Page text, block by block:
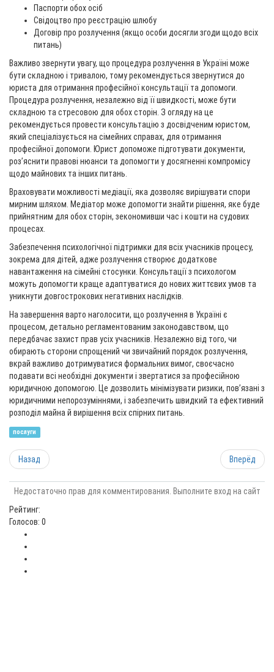
Паспорти обох осіб
Свідоцтво про реєстрацію шлюбу
Договір про розлучення (якщо особи досягли згоди щодо всіх
питань)
Важливо звернути увагу, що процедура розлучення в Україні може
бути складною і тривалою, тому рекомендується звернутися до
юриста для отримання професійної консультації та допомоги.
Процедура розлучення, незалежно від її швидкості, може бути
складною та стресовою для обох сторін. З огляду на це
рекомендується провести консультацію з досвідченим юристом,
який спеціалізується на сімейних справах, для отримання
професійної допомоги. Юрист допоможе підготувати документи,
роз’яснити правові нюанси та допомогти у досягненні компромісу
щодо майнових та інших питань.
Враховувати можливості медіації, яка дозволяє вирішувати спори
мирним шляхом. Медіатор може допомогти знайти рішення, яке буде
прийнятним для обох сторін, зекономивши час і кошти на судових
процесах.
Забезпечення психологічної підтримки для всіх учасників процесу,
зокрема для дітей, адже розлучення створює додаткове
навантаження на сімейні стосунки. Консультації з психологом
можуть допомогти краще адаптуватися до нових життєвих умов та
уникнути довгострокових негативних наслідків.
На завершення варто наголосити, що розлучення в Україні є
процесом, детально регламентованим законодавством, що
передбачає захист прав усіх учасників. Незалежно від того, чи
обирають сторони спрощений чи звичайний порядок розлучення,
вкрай важливо дотримуватися формальних вимог, своєчасно
подавати всі необхідні документи і звертатися за професійною
юридичною допомогою. Це дозволить мінімізувати ризики, пов’язані з
юридичними непорозуміннями, і забезпечить швидкий та ефективний
розподіл майна й вирішення всіх спірних питань.
послуги
Назад Вперёд
Недостаточно прав для комментирования. Выполните вход на сайт
Рейтинг:
Голосов: 0